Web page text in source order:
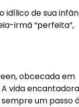
idílico de sua
irmã “perfeita”,
obcecada em
vida
um passo